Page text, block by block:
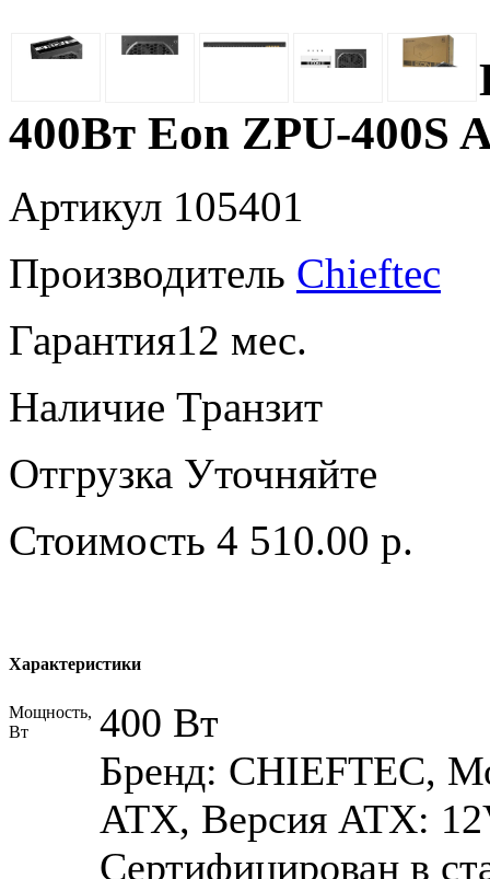
400Вт Eon ZPU-400S
Артикул 105401
Производитель Chieftec
Гарантия12 мес.
Наличие Транзит
Отгрузка Уточняйте
Стоимость 4 510.00 р.
Характеристики
Мощность,
Вт
400 Вт
Бренд: CHIEFTEC,
ATX, Версия ATX:
Сертифицирован в